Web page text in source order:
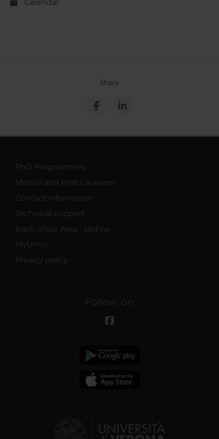
Calendar
Share
PhD Programmes
Master and Post Lauream
Contact information
Technical support
Back office Area - dbErw
MyUnivr
Privacy policy
Follow on